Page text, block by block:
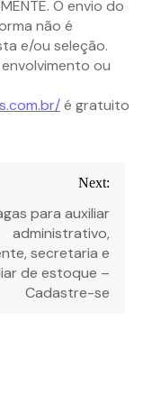
O envio do
não é
e/ou seleção.
ou
é gratuito
Next:
para auxiliar
administrativo,
secretaria e
de estoque –
Cadastre-se